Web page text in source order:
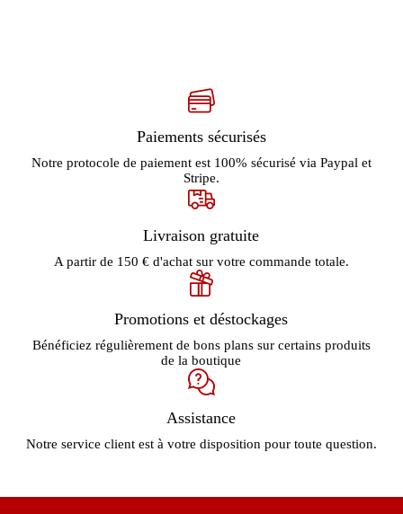
Paiements sécurisés
Notre protocole de paiement est 100% sécurisé via Paypal et
Stripe.
Livraison gratuite
A partir de 150 € d'achat sur votre commande totale.
Promotions et déstockages
Bénéficiez régulièrement de bons plans sur certains produits
de la boutique
Assistance
Notre service client est à votre disposition pour toute question.